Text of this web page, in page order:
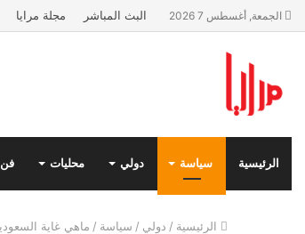
الجمعة, أغسطس 7 2026 البث المباشر مجلة مرايا
الرئيسية سياسة دولي محليات فن
الرئيسية / دولي / سياسة / ماهي غاية